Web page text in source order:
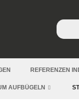
REFERENZEN
AUFBÜGELN